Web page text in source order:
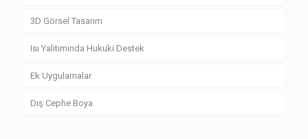
3D Görsel Tasarım
Isı Yalıtımında Hukuki Destek
Ek Uygulamalar
Dış Cephe Boya